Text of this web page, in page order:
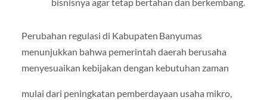
Perubahan regulasi di Kabupaten Banyumas
menunjukkan bahwa pemerintah daerah berusaha
menyesuaikan kebijakan dengan kebutuhan zaman
mulai dari peningkatan pemberdayaan usaha mikro,